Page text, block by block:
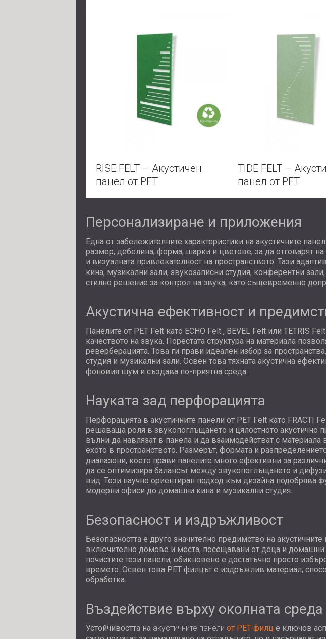
RISE FELT – Акустичен
панел от PET
TIDE FELT –
панел от PET
Персонализиране и приложения
Една от забележителните характеристики на акустичните
размер, дебелина, форма, шарки и цветове, за да отговарят
и визуалната привлекателност на пространството. Тази
кина, музикални зали, звукозаписни студия, конферентни
стилно решение за контрол на звука, като същевременно
Акустична ефективност и
Панелите от PET Felt като ECHO Felt , BEVEL Felt или TETRIS Felt
качеството на звука. Порестата структура на материала
реверберацията. Това ги прави идеален избор за
студия и музикални зали. Освен това тяхната акустична
фоновия шум и създава по-приятна среда.
Науката зад перфорацията
Перфорацията в акустичните панели от PET Felt като FRACTI
решаваща роля в звукопоглъщането и цялостното акустично
вълни да навлязат в панела и да взаимодействат с
ехото в пространството. Размерът, формата и
диапазони, което прави панелите много ефективни за
да се оптимизира балансът между звукопоглъщането и
вид. Този научно ориентиран подход към дизайна подобрява
модерни офиси до домашни кина и музикални студия.
Безопасност и издръжливост
Безопасността е друго значително предимство на
включително домове и места, посещавани от деца и
почистите тези панели, обикновено е достатъчно просто
времето. Освен това PET филцът е издръжлив материал,
обработка.
Въздействие върху околната среда
Устойчивостта на акустичните панели от PET-филц е ключов